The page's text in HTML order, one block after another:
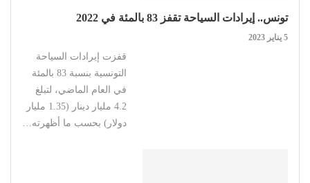
تونس.. إيرادات السياحة تقفز 83 بالمئة في 2022
5 يناير 2023
قفزت إيرادات السياحة
التونسية بنسبة 83 بالمئة
في العام الماضي، لتبلغ
4.2 مليار دينار (1.35 مليار
دولار) بحسب ما أظهرته…